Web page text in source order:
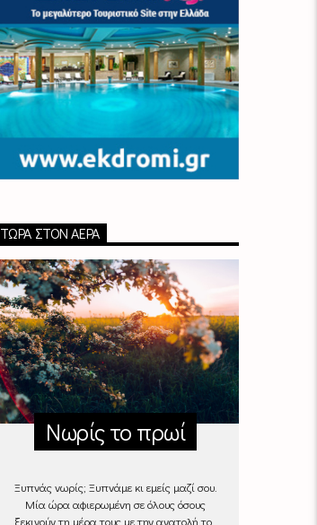
ΤΏΡΑ ΣΤΟΝ ΑΈΡΑ
Νωρίς το πρωί
Ξυπνάς νωρίς; Ξυπνάμε κι εμείς μαζί σου.
Μία ώρα αφιερωμένη σε όλους όσους
ξεκινούν τη μέρα τους με την ανατολή του